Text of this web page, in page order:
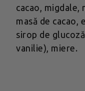
cacao, migdale,
masă de cacao,
sirop de
vanilie), miere.